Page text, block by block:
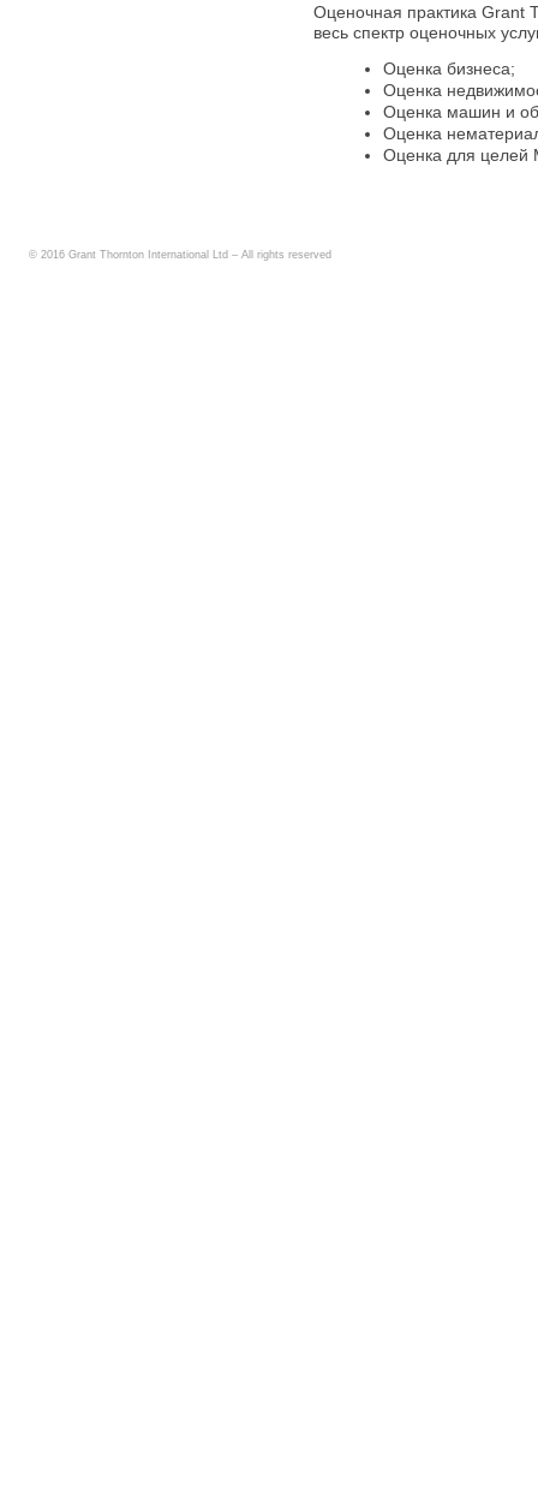
Оценочная практика Grant
весь спектр оценочных
Оценка бизнеса;
Оценка
Оценка машин и
Оценка
Оценка для
© 2016 Grant Thornton International Ltd – All rights reserved